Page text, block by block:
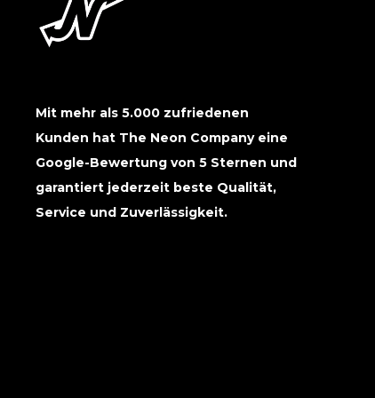
Mit mehr als 5.000 zufriedenen
Kunden hat The Neon Company eine
Google-Bewertung von 5 Sternen und
garantiert jederzeit beste Qualität,
Service und Zuverlässigkeit.